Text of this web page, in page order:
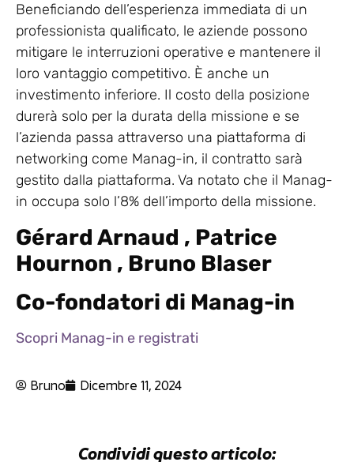
Beneficiando dell’esperienza immediata di un
professionista qualificato, le aziende possono
mitigare le interruzioni operative e mantenere il
loro vantaggio competitivo. È anche un
investimento inferiore. Il costo della posizione
durerà solo per la durata della missione e se
l’azienda passa attraverso una piattaforma di
networking come Manag-in, il contratto sarà
gestito dalla piattaforma. Va notato che il Manag-
in occupa solo l’8% dell’importo della missione.
Gérard Arnaud , Patrice
Hournon , Bruno Blaser
Co-fondatori di Manag-in
Scopri Manag-in e registrati
Bruno Dicembre 11, 2024
Condividi questo articolo: